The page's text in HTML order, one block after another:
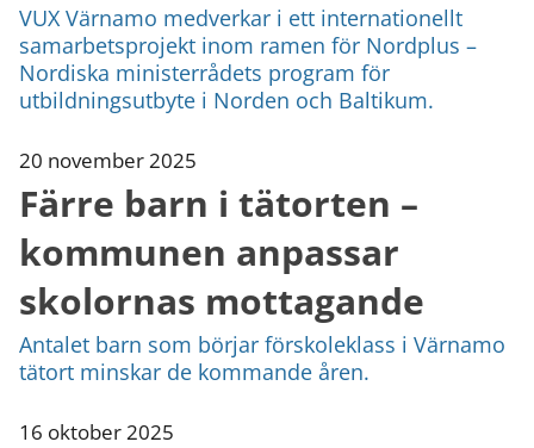
VUX Värnamo medverkar i ett internationellt
samarbetsprojekt inom ramen för Nordplus –
Nordiska ministerrådets program för
utbildningsutbyte i Norden och Baltikum.
20 november 2025
Färre barn i tätorten –
kommunen anpassar
skolornas mottagande
Antalet barn som börjar förskoleklass i Värnamo
tätort minskar de kommande åren.
16 oktober 2025